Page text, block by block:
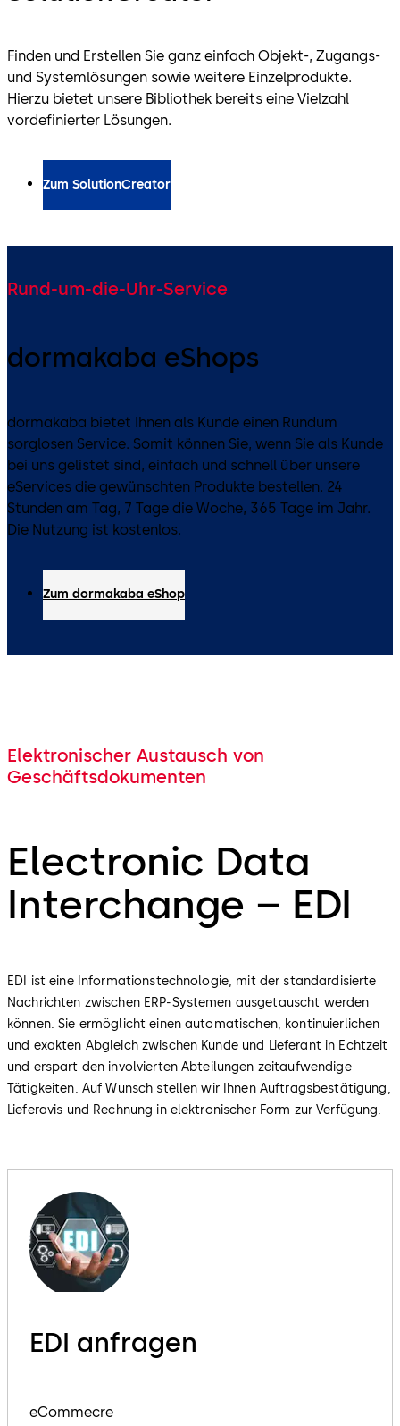
Finden und Erstellen Sie ganz einfach Objekt-, Zugangs-
und Systemlösungen sowie weitere Einzelprodukte.
Hierzu bietet unsere Bibliothek bereits eine Vielzahl
vordefinierter Lösungen.
Zum SolutionCreator
Rund-um-die-Uhr-Service
dormakaba eShops
dormakaba bietet Ihnen als Kunde einen Rundum
sorglosen Service. Somit können Sie, wenn Sie als Kunde
bei uns gelistet sind, einfach und schnell über unsere
eServices die gewünschten Produkte bestellen. 24
Stunden am Tag, 7 Tage die Woche, 365 Tage im Jahr.
Die Nutzung ist kostenlos.
Zum dormakaba eShop
Elektronischer Austausch von
Geschäftsdokumenten
Electronic Data
Interchange – EDI
EDI ist eine Informationstechnologie, mit der standardisierte
Nachrichten zwischen ERP-Systemen ausgetauscht werden
können. Sie ermöglicht einen automatischen, kontinuierlichen
und exakten Abgleich zwischen Kunde und Lieferant in Echtzeit
und erspart den involvierten Abteilungen zeitaufwendige
Tätigkeiten. Auf Wunsch stellen wir Ihnen Auftragsbestätigung,
Lieferavis und Rechnung in elektronischer Form zur Verfügung.
EDI anfragen
eCommecre